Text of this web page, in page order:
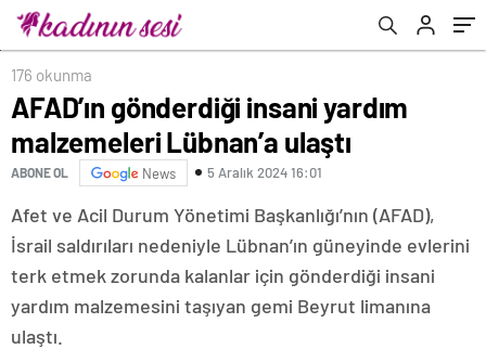
176 okunma
AFAD’ın gönderdiği insani yardım
malzemeleri Lübnan’a ulaştı
ABONE OL News 5 Aralık 2024 16:01
Afet ve Acil Durum Yönetimi Başkanlığı’nın (AFAD),
İsrail saldırıları nedeniyle Lübnan’ın güneyinde evlerini
terk etmek zorunda kalanlar için gönderdiği insani
yardım malzemesini taşıyan gemi Beyrut limanına
ulaştı.